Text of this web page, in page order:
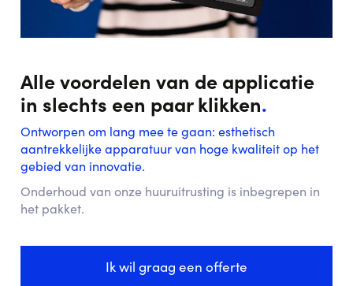
Alle voordelen van de applicatie
in slechts een paar klikken.
Ontworpen om lang mee te gaan: esthetisch
aantrekkelijke apparatuur van hoge kwaliteit op het
gebied van innovatie.
Onderhoud van onze huuruitrusting is inbegrepen in
het pakket.
Ik wil graag een offerte